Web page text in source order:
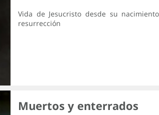
Vida de Jesucristo desde su
resurrección
Muertos y enterrados